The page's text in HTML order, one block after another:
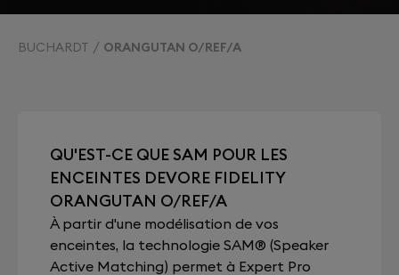
BUCHARDT ORANGUTAN O/REF/A
QU'EST-CE QUE SAM POUR LES
ENCEINTES DEVORE FIDELITY
ORANGUTAN O/REF/A
À partir d'une modélisation de vos
enceintes, la technologie SAM® (Speaker
Active Matching) permet à Expert Pro